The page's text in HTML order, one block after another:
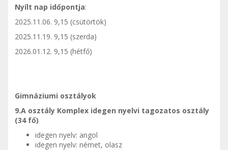
Nyílt nap időpontja:
2025.11.06. 9,15 (csütörtök)
2025.11.19. 9,15 (szerda)
2026.01.12. 9,15 (hétfő)
Gimnáziumi osztályok
9.A osztály Komplex idegen nyelvi tagozatos osztály
(34 fő)
idegen nyelv: angol
idegen nyelv: német, olasz